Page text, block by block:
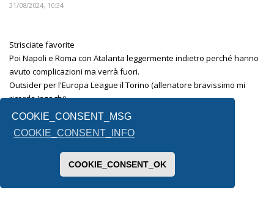
COOKIE_CONSENT_MSG
COOKIE_CONSENT_INFO
COOKIE_CONSENT_OK
31/08/2024, 10:34
Strisciate favorite
Poi Napoli e Roma con Atalanta leggermente indietro perché hanno
avuto complicazioni ma verrà fuori.
Outsider per l'Europa League il Torino (allenatore bravissimo mi
ricorda Inzaghi)
La fiorentina è l'altra incognita.
Lecce e Venezia mi sembrano messe male.
Per la terza retrocessa non saprei, forse il Monza .
Inviato dal mio SM-F731B utilizzando Tapatalk